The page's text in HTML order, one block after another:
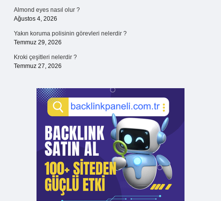
Almond eyes nasıl olur ?
Ağustos 4, 2026
Yakın koruma polisinin görevleri nelerdir ?
Temmuz 29, 2026
Kroki çeşitleri nelerdir ?
Temmuz 27, 2026